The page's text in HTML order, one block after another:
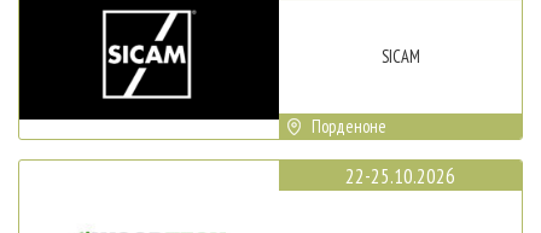
SICAM
Порденоне
22-25.10.2026